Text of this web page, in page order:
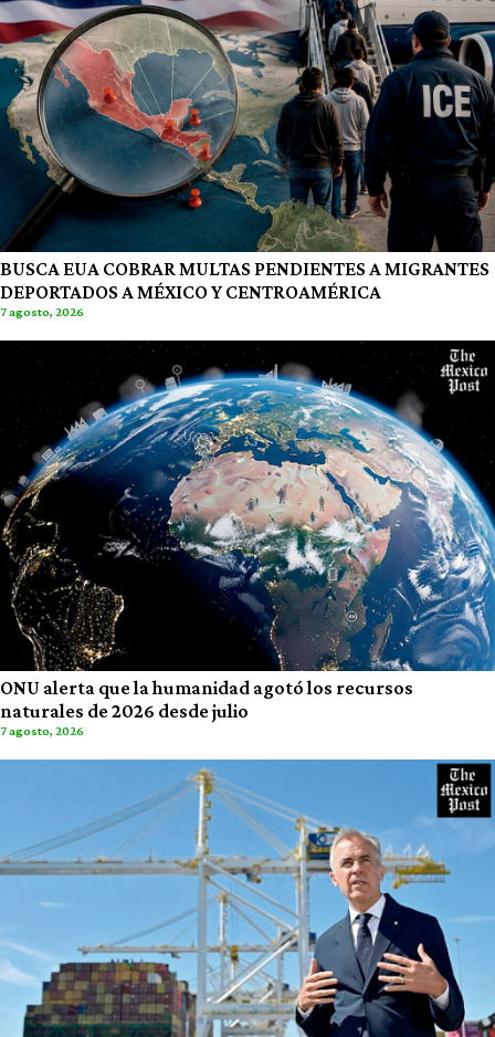
BUSCA EUA COBRAR MULTAS PENDIENTES A MIGRANTES
DEPORTADOS A MÉXICO Y CENTROAMÉRICA
7 agosto, 2026
ONU alerta que la humanidad agotó los recursos
naturales de 2026 desde julio
7 agosto, 2026